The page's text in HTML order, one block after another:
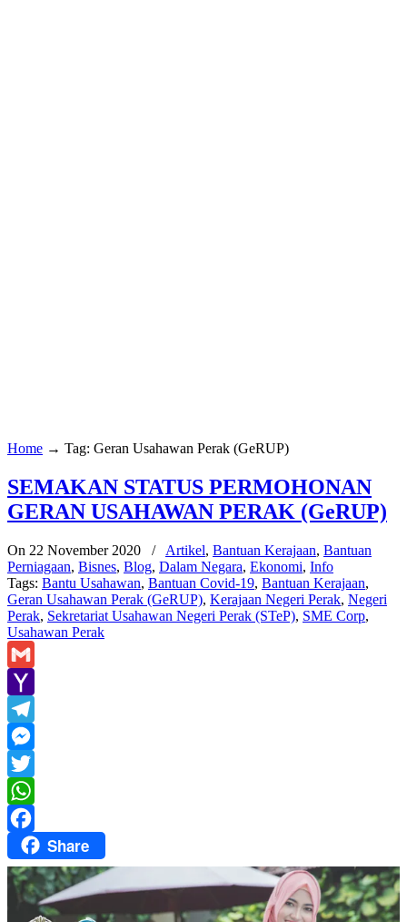
Home → Tag: Geran Usahawan Perak (GeRUP)
SEMAKAN STATUS PERMOHONAN
GERAN USAHAWAN PERAK (GeRUP)
On 22 November 2020 / Artikel, Bantuan Kerajaan, Bantuan
Perniagaan, Bisnes, Blog, Dalam Negara, Ekonomi, Info
Tags: Bantu Usahawan, Bantuan Covid-19, Bantuan Kerajaan,
Geran Usahawan Perak (GeRUP), Kerajaan Negeri Perak, Negeri
Perak, Sekretariat Usahawan Negeri Perak (STeP), SME Corp,
Usahawan Perak
Gmail
Yahoo
Mail
Telegram
Messenger
Twitter
WhatsApp
FacebookShare